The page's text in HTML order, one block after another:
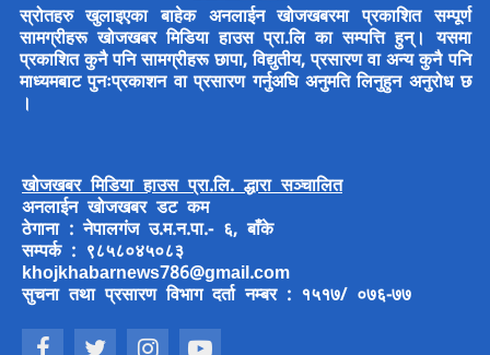
स्रोतहरु खुलाइएका बाहेक अनलाईन खोजखबरमा प्रकाशित सम्पूर्ण
सामग्रीहरू खोजखबर मिडिया हाउस प्रा.लि का सम्पत्ति हुन्। यसमा
प्रकाशित कुनै पनि सामग्रीहरू छापा, विद्युतीय, प्रसारण वा अन्य कुनै पनि
माध्यमबाट पुनःप्रकाशन वा प्रसारण गर्नुअघि अनुमति लिनुहुन अनुरोध छ
।
खोजखबर मिडिया हाउस प्रा.लि. द्धारा सञ्चालित
अनलाईन खोजखबर डट कम
ठेगाना : नेपालगंज उ.म.न.पा.- ६, बाँके
सम्पर्क : ९८५८०४५०८३
khojkhabarnews786@gmail.com
सुचना तथा प्रसारण विभाग दर्ता नम्बर : १५१७/ ०७६-७७